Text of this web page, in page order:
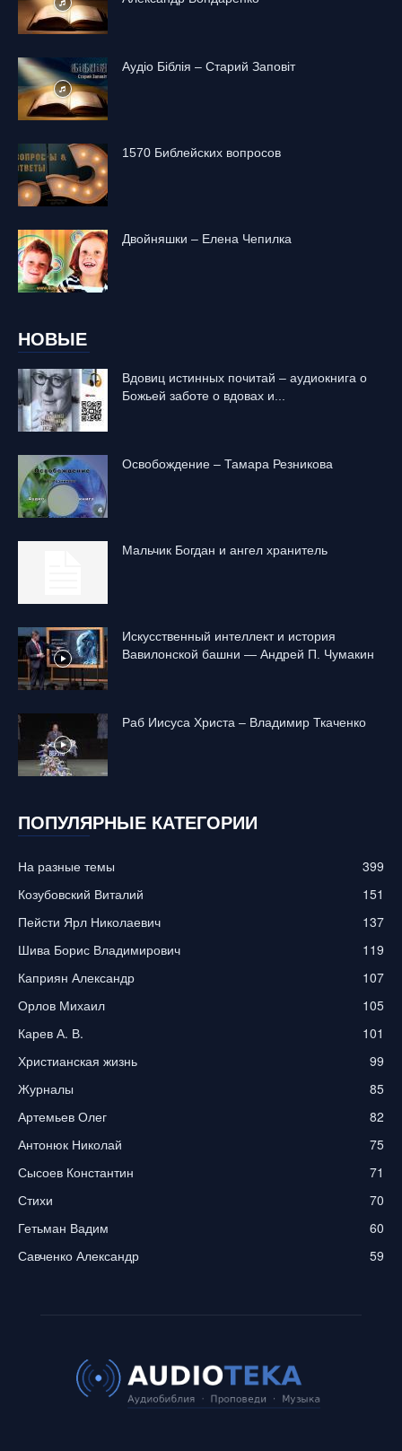
Аудіо Біблія – Старий Заповіт
1570 Библейских вопросов
Двойняшки – Елена Чепилка
НОВЫЕ
Вдовиц истинных почитай – аудиокнига о
Божьей заботе о вдовах и...
Освобождение – Тамара Резникова
Mальчик Богдан и ангел хранитель
Искусственный интеллект и история
Вавилонской башни — Андрей П. Чумакин
Раб Иисуса Христа – Владимир Ткаченко
ПОПУЛЯРНЫЕ КАТЕГОРИИ
На разные темы
399
Козубовский Виталий
151
Пейсти Ярл Николаевич
137
Шива Борис Владимирович
119
Каприян Александр
107
Орлов Михаил
105
Карев А. В.
101
Христианская жизнь
99
Журналы
85
Артемьев Олег
82
Антонюк Николай
75
Сысоев Константин
71
Стихи
70
Гетьман Вадим
60
Савченко Александр
59